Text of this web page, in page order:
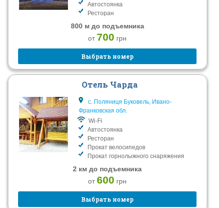
Автостоянка
Ресторан
800 м до подъемника
от700 грн
Выбрать номер
Отель Чарда
с. Поляниця Буковель, Ивано-
Франковская обл.
Wi-Fi
Автостоянка
Ресторан
Прокат велосипедов
Прокат горнолыжного снаряжения
2 км до подъемника
от600 грн
Выбрать номер